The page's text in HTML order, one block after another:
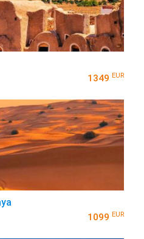
1349 EUR
1099 EUR